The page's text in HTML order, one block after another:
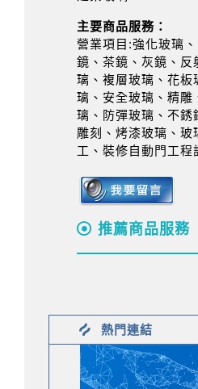
主要商品服務：
營業項目:強化玻璃
鏡、茶鏡、灰鏡、反
璃、複層玻璃、花板
璃、安全玻璃、精雕
璃、防彈玻璃、不銹
雕刻、烤漆玻璃、玻
工、裝修自動門工程
推薦商品服務
熱門連結